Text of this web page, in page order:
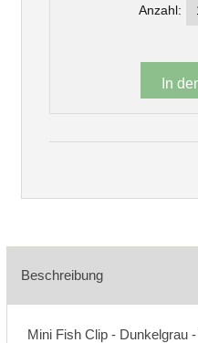
Anzahl:
Beschreibung
Mini Fish Clip - Dunkelgrau